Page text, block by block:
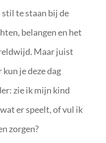
stil te staan bij de
belangen en het
Maar juist
je deze dag
zie ik mijn kind
er speelt, of vul ik
zorgen?